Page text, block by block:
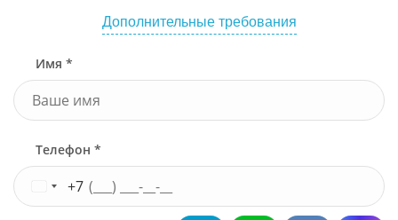
Дополнительные требования
Имя *
Телефон *
+7